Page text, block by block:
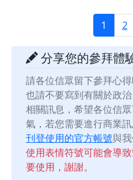
1 2
分享您的參拜體
請各位信眾留下參拜心
也請不要寫到有關於政
相關訊息，希望各位信
氣，若您需要進行商業
刊登使用的官方帳號與我
使用表情符號可能會導
要使用，謝謝。